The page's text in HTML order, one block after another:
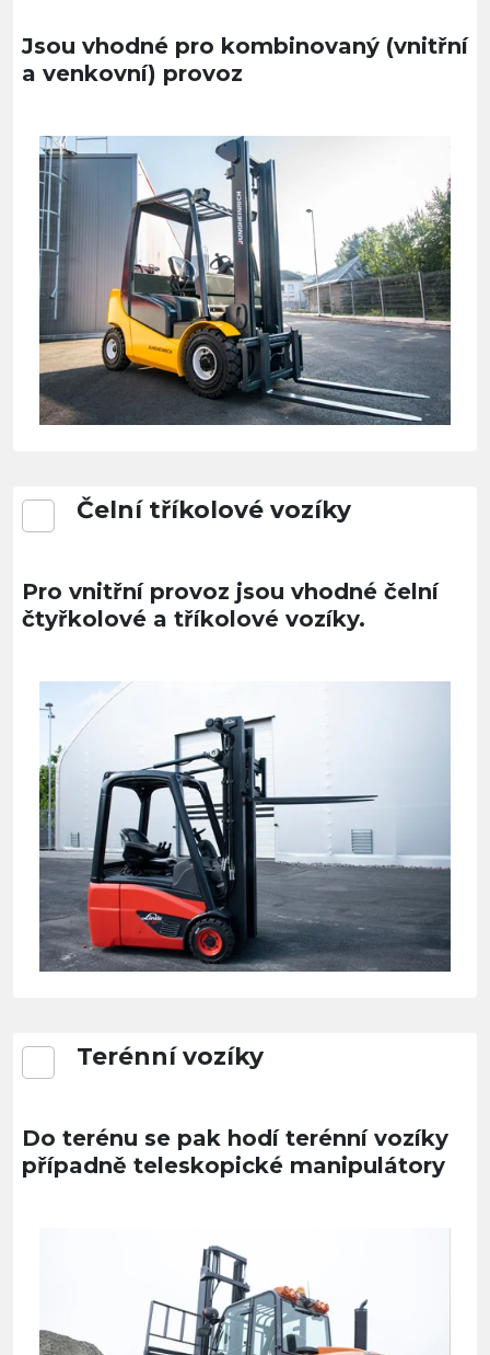
Jsou vhodné pro kombinovaný (vnitřní
a venkovní) provoz
Čelní tříkolové vozíky
Pro vnitřní provoz jsou vhodné čelní
čtyřkolové a tříkolové vozíky.
Terénní vozíky
Do terénu se pak hodí terénní vozíky
případně teleskopické manipulátory